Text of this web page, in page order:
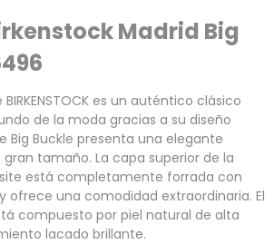
Madrid Big
es un auténtico clásico
de la moda gracias a su diseño
Big Buckle presenta una elegante
tamaño. La capa superior de la
está completamente forrada con
ofrece una comodidad extraordinaria. El
compuesto por piel natural de alta
lacado brillante.